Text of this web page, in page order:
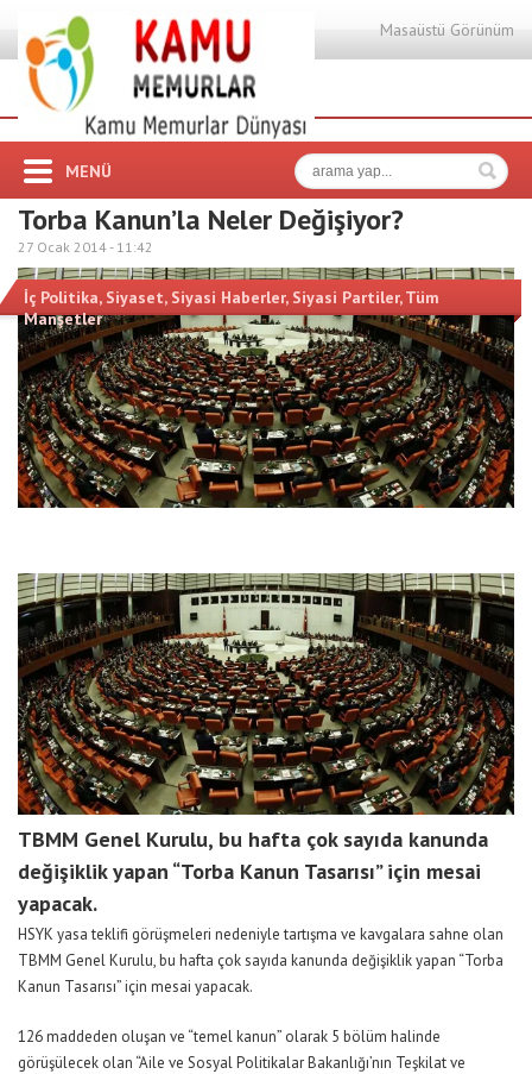
Masaüstü Görünüm
MENÜ
Torba Kanun’la Neler Değişiyor?
27 Ocak 2014 - 11:42
İç Politika, Siyaset, Siyasi Haberler, Siyasi Partiler,Tüm
Manşetler
TBMM Genel Kurulu, bu hafta çok sayıda kanunda
değişiklik yapan “Torba Kanun Tasarısı” için mesai
yapacak.
HSYK yasa teklifi görüşmeleri nedeniyle tartışma ve kavgalara sahne olan
TBMM Genel Kurulu, bu hafta çok sayıda kanunda değişiklik yapan “Torba
Kanun Tasarısı” için mesai yapacak.
126 maddeden oluşan ve “temel kanun” olarak 5 bölüm halinde
görüşülecek olan “Aile ve Sosyal Politikalar Bakanlığı’nın Teşkilat ve